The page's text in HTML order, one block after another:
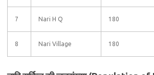
7 Nari H Q 180
8 Nari Village 180